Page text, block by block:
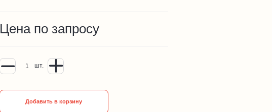
Цена по запросу
шт.
Добавить в корзину